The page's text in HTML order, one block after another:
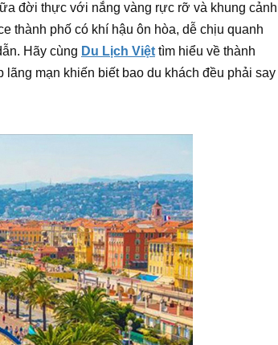
đời thực với nắng vàng rực rỡ và khung cảnh
thành phố có khí hậu ôn hòa, dễ chịu quanh
Hãy cùng Du Lịch Việt tìm hiểu về thành
mạn khiến biết bao du khách đều phải say